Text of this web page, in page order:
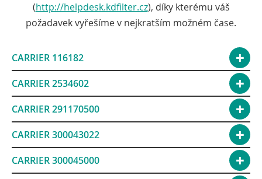
(http://helpdesk.kdfilter.cz), díky kterému váš
požadavek vyřešíme v nejkratším možném čase.
CARRIER 116182
CARRIER 2534602
CARRIER 291170500
CARRIER 300043022
CARRIER 300045000